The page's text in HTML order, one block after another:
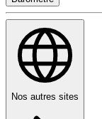
Nos autres sites